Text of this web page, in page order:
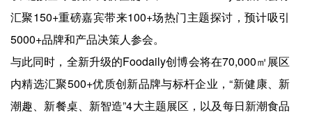
汇聚150+重磅嘉宾带来100+场热门主题探讨，预计吸引
5000+品牌和产品决策人参会。
与此同时，全新升级的Foodaily创博会将在70,000㎡展区
内精选汇聚500+优质创新品牌与标杆企业，“新健康、新
潮趣、新餐桌、新智造”4大主题展区，以及每日新潮食品